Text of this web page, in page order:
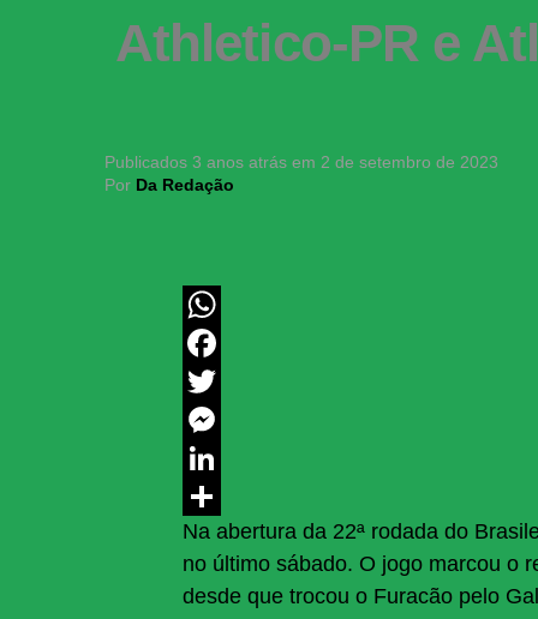
Athletico-PR e
Publicados 3 anos atrás em 2 de setembro de 2023
Por Da Redação
WhatsApp
Facebook
Twitter
Messenger
LinkedIn
Share
Na abertura da 22ª rodada do
no último sábado. O jogo marcou o
desde que trocou o Furacão pelo